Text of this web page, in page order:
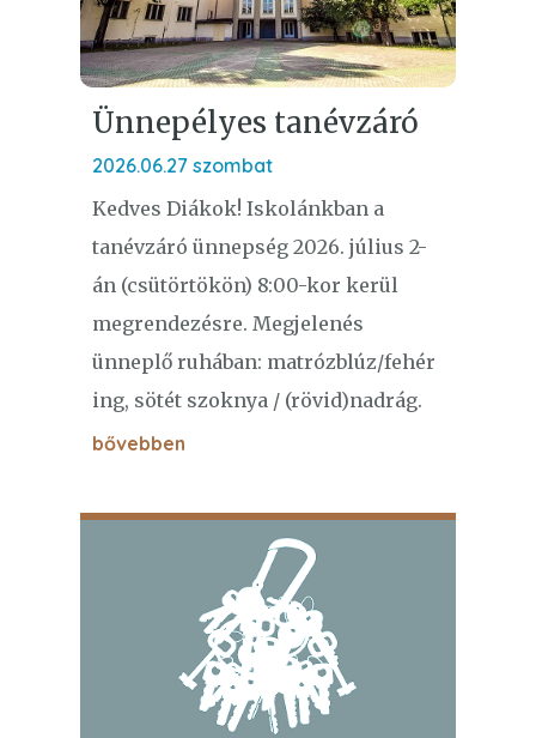
Ünnepélyes tanévzáró
2026.06.27 szombat
Kedves Diákok! Iskolánkban a
tanévzáró ünnepség 2026. július 2-
án (csütörtökön) 8:00-kor kerül
megrendezésre. Megjelenés
ünneplő ruhában: matrózblúz/fehér
ing, sötét szoknya / (rövid)nadrág.
bővebben